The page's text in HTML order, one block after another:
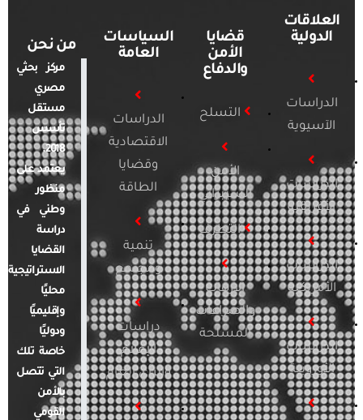
العلاقات
الدولية
الدراسات
الآسيوية
الدراسات
الأفريقية
الدراسات
الأمريكية
الدراسات
الأوروبية
قضايا
الأمن
والدفاع
التسلح
الأمن
السيبراني
التطرف
الإرهاب
والصراعات
المسلحة
السياسات
العامة
الدراسات
الاقتصادية
وقضايا
الطاقة
تنمية
ومجتمع
دراسات
الإعلام
والرأي العام
من نحن
مركز بحثي
مصري
مستقل
تأسس
2018.
يعتمد على
منظور
وطني في
دراسة
القضايا
الاستراتيجية
محليًا
وإقليميًا
ودوليًا
خاصة تلك
التي تتصل
بالأمن
القومي